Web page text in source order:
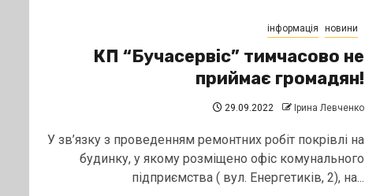
інформація новини
КП “Бучасервіс” тимчасово не
приймає громадян!
29.09.2022 Ірина Левченко
У зв’язку з проведенням ремонтних робіт покрівлі на
будинку, у якому розміщено офіс комунального
підприємства ( вул. Енергетиків, 2), на...